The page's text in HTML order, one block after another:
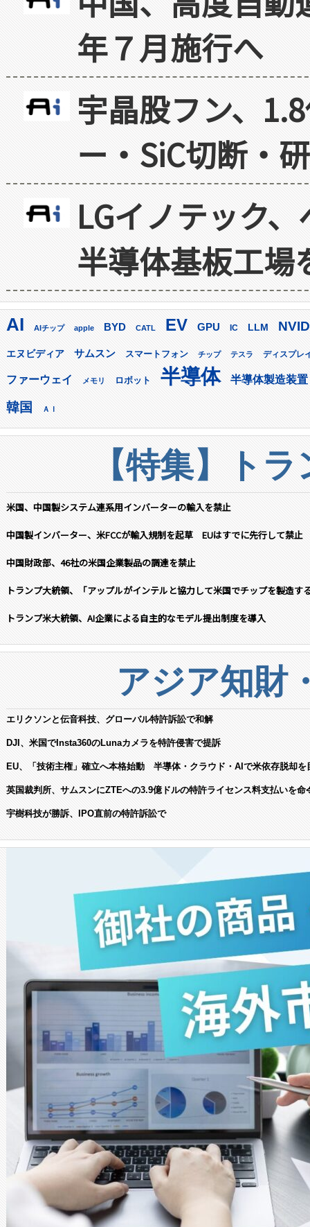
年７月施行へ
宇晶股フン、
ー・SiC切断・
LGイノテック
半導体基板工場
AI AIチップ apple BYD CATL EV GPU IC LLM
エヌビディア サムスン スマートフォン チップ テスラ ディスプレ
ファーウェイ メモリ ロボット 半導体 半導体製造装置
韓国 ＡＩ
【特集】ト
米国、中国製システム連系用インバーターの輸入を禁止
中国製インバーター、米FCCが輸入規制を起草 EUはすでに先行して禁止
中国財政部、46社の米国企業製品の調達を禁止
トランプ大統領、「アップルがインテルと協力して米国でチップを製造す
トランプ米大統領、AI企業による自主的なモデル提出制度を導入
アジア知財
エリクソンと伝音科技、グローバル特許訴訟で和解
DJI、米国でInsta360のLunaカメラを特許侵害で提訴
EU、「技術主権」確立へ本格始動 半導体・クラウド・AIで米依存脱却を
英国裁判所、サムスンにZTEへの3.9億ドルの特許ライセンス料支払いを命
宇樹科技が勝訴、IPO直前の特許訴訟で